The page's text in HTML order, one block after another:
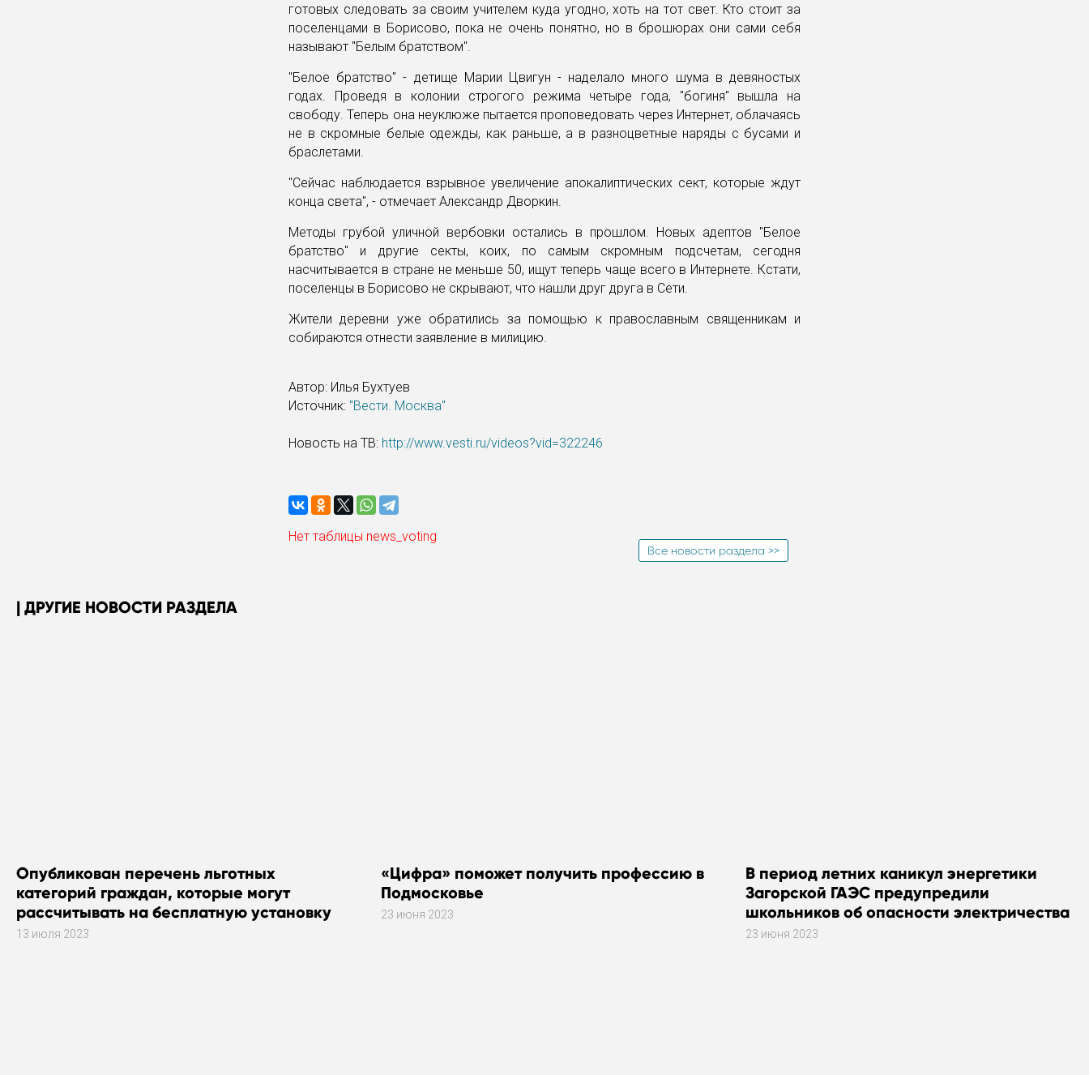
готовых следовать за своим учителем куда угодно, хоть на тот свет. Кто стоит за
поселенцами в Борисово, пока не очень понятно, но в брошюрах они сами себя
называют "Белым братством".
"Белое братство" - детище Марии Цвигун - наделало много шума в девяностых
годах. Проведя в колонии строгого режима четыре года, "богиня" вышла на
свободу. Теперь она неуклюже пытается проповедовать через Интернет, облачаясь
не в скромные белые одежды, как раньше, а в разноцветные наряды с бусами и
браслетами.
"Сейчас наблюдается взрывное увеличение апокалиптических сект, которые ждут
конца света", - отмечает Александр Дворкин.
Методы грубой уличной вербовки остались в прошлом. Новых адептов "Белое
братство" и другие секты, коих, по самым скромным подсчетам, сегодня
насчитывается в стране не меньше 50, ищут теперь чаще всего в Интернете. Кстати,
поселенцы в Борисово не скрывают, что нашли друг друга в Сети.
Жители деревни уже обратились за помощью к православным священникам и
собираются отнести заявление в милицию.
Автор: Илья Бухтуев
Источник: "Вести. Москва"
Новость на ТВ: http://www.vesti.ru/videos?vid=322246
Нет таблицы news_voting
Все новости раздела >>
ДРУГИЕ НОВОСТИ РАЗДЕЛА
Опубликован перечень льготных
категорий граждан, которые могут
рассчитывать на бесплатную установку
газового оборудования
13 июля 2023
«Цифра» поможет получить профессию в
Подмосковье
23 июня 2023
В период летних каникул энергетики
Загорской ГАЭС предупредили
школьников об опасности электричества
23 июня 2023